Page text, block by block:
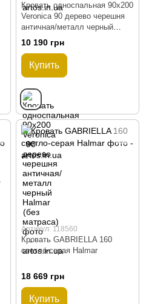
Кровать односпальная 90x200
Veronica 90 дерево черешня
античная/металл черный
Halmar (без матраса)
10 190 грн
Купить
Артикул: 118560
Кровать GABRIELLA 160
светло-серая Halmar
18 669 грн
Купить